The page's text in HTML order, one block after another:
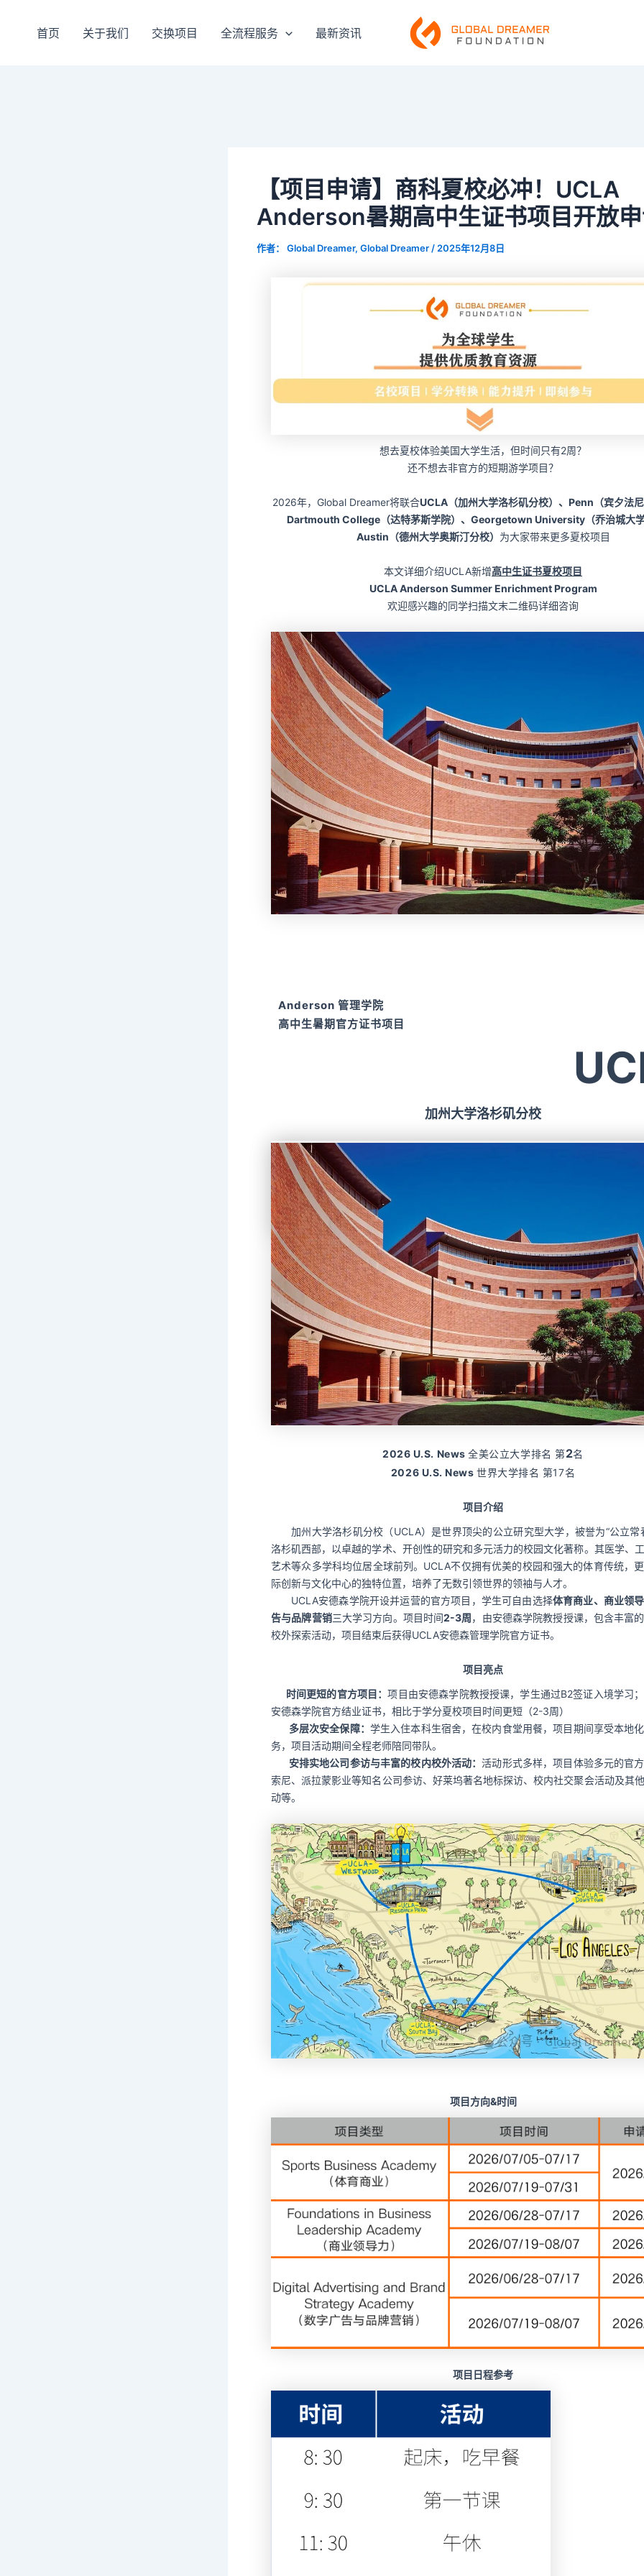
首页 关于我们 交换项目 全流程服务 最新资讯
【项目申请】商科夏校必冲！UCLA
Anderson暑期高中生证书项目开放
作者： Global Dreamer, Global Dreamer / 2025年12月8日
想去夏校体验美国大学生活，但时间只有2周？
还不想去非官方的短期游学项目？
2026年，Global Dreamer将联合UCLA（加州大学洛杉矶分校）、Penn（宾夕法
Dartmouth College（达特茅斯学院）、Georgetown University（乔治城大
Austin（德州大学奥斯汀分校） 为大家带来更多夏校项目
本文详细介绍UCLA新增高中生证书夏校项目
UCLA Anderson Summer Enrichment Program
欢迎感兴趣的同学扫描文末二维码详细咨询
Anderson 管理学院
高中生暑期官方证书项目
加州大学洛杉矶分校
2026 U.S. News全美公立大学排名 第2名
2026 U.S. News世界大学排名 第17名
项目介绍
加州大学洛杉矶分校（UCLA）是世界顶尖的公立研究型大学，被誉为“公立常
洛杉矶西部，以卓越的学术、开创性的研究和多元活力的校园文化著称。其医学、
艺术等众多学科均位居全球前列。UCLA不仅拥有优美的校园和强大的体育传统，
际创新与文化中心的独特位置，培养了无数引领世界的领袖与人才。
UCLA安德森学院开设并运营的官方项目，学生可自由选择体育商业、商业领
告与品牌营销三大学习方向。项目时间2-3周，由安德森学院教授授课，包含丰富
校外探索活动，项目结束后获得UCLA安德森管理学院官方证书。
项目亮点
时间更短的官方项目：项目由安德森学院教授授课，学生通过B2签证入境学习
安德森学院官方结业证书，相比于学分夏校项目时间更短（2-3周）
多层次安全保障： 学生入住本科生宿舍，在校内食堂用餐，项目期间享受本地
务，项目活动期间全程老师陪同带队。
安排实地公司参访与丰富的校内校外活动：活动形式多样，项目体验多元的官
索尼、派拉蒙影业等知名公司参访、好莱坞著名地标探访、校内社交聚会活动及其
动等。
项目方向&时间
项目日程参考